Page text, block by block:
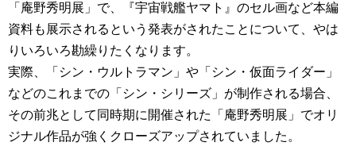
「庵野秀明展」で、『宇宙戦艦ヤマト』のセル画など本編
資料も展示されるという発表がされたことについて、やは
りいろいろ勘繰りたくなります。
実際、「シン・ウルトラマン」や「シン・仮面ライダー」
などのこれまでの「シン・シリーズ」が制作される場合、
その前兆として同時期に開催された「庵野秀明展」でオリ
ジナル作品が強くクローズアップされていました。